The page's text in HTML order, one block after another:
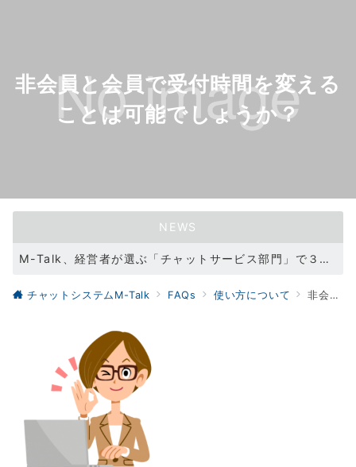
非会員と会員で受付時間を変える
ことは可能でしょうか？
NEWS
M-Talk、経営者が選ぶ「チャットサービス部門」で３冠を達成！（2021/11/11）
WEBサイトリニューアル（2021/05/31）
チャットシステムM-Talk FAQs 使い方について 非会員と会員で受付時間を変えることは可能でしょうか？